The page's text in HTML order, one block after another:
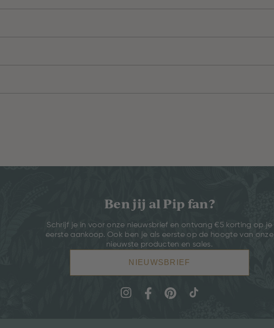
Ben jij al Pip fan?
Schrijf je in voor onze nieuwsbrief en ontvang €5 korting op je
eerste aankoop. Ook ben je als eerste op de hoogte van onze
nieuwste producten en sales.
NIEUWSBRIEF